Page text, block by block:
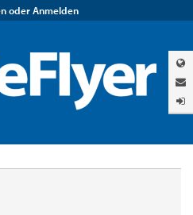
oder Anmelden